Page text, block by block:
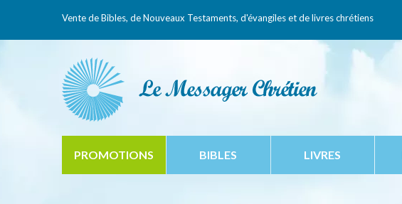
Vente de Bibles, de Nouveaux Testaments, d'évangiles et de livres chrétiens
PROMOTIONS BIBLES LIVRES